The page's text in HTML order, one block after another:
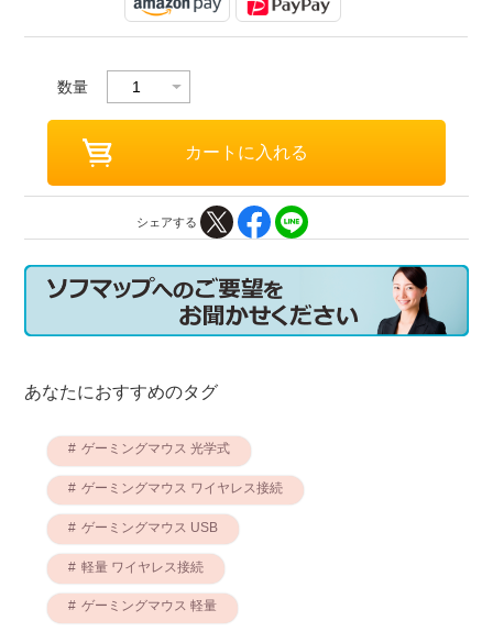
数量
シェアする
あなたにおすすめのタグ
ゲーミングマウス 光学式
ゲーミングマウス ワイヤレス接続
ゲーミングマウス USB
軽量 ワイヤレス接続
ゲーミングマウス 軽量